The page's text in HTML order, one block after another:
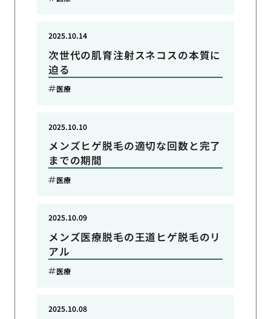
次世代の肌育注射スネコスの本質に
迫る
2025.10.14
医療
メンズヒゲ脱毛の適切な回数と完了
までの期間
2025.10.10
医療
メンズ医療脱毛の王道ヒゲ脱毛のリ
アル
2025.10.09
医療
2025.10.08